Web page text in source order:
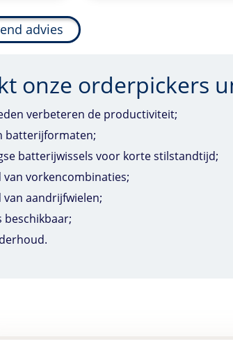
advies
onze orderpickers
verbeteren de productiviteit;
batterijformaten;
batterijwissels voor korte stilstandtijd;
van vorkencombinaties;
van aandrijfwielen;
beschikbaar;